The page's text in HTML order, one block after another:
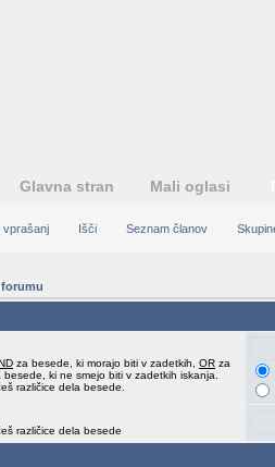
Glavna stran Mali oglasi
vprašanj Išči Seznam članov
za besede, ki morajo biti v zadetkih, OR za
besede, ki ne smejo biti v zadetkih iskanja.
različice dela besede.
različice dela besede